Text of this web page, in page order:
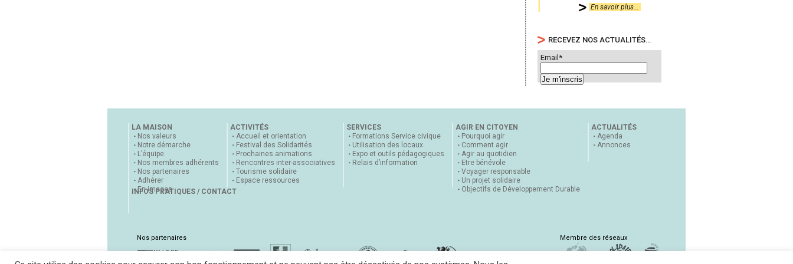
En savoir plus...
RECEVEZ NOS ACTUALITÉS…
Email*
LA MAISON
Nos valeurs
Notre démarche
L’équipe
Nos membres adhérents
Nos partenaires
Adhérer
En images
ACTIVITÉS
Accueil et orientation
Festival des Solidarités
Prochaines animations
Rencontres inter-associatives
Tourisme solidaire
Espace ressources
SERVICES
Formations Service civique
Utilisation des locaux
Expo et outils pédagogiques
Relais d’information
AGIR EN CITOYEN
Pourquoi agir
Comment agir
Agir au quotidien
Etre bénévole
Voyager responsable
Un projet solidaire
Objectifs de Développement Durable
ACTUALITÉS
Agenda
Annonces
INFOS PRATIQUES / CONTACT
Nos partenaires Membre des réseaux